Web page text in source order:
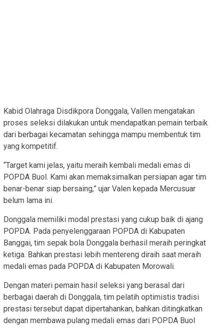
Kabid Olahraga Disdikpora Donggala, Vallen mengatakan
proses seleksi dilakukan untuk mendapatkan pemain terbaik
dari berbagai kecamatan sehingga mampu membentuk tim
yang kompetitif.
“Target kami jelas, yaitu meraih kembali medali emas di
POPDA Buol. Kami akan memaksimalkan persiapan agar tim
benar-benar siap bersaing,” ujar Valen kepada Mercusuar
belum lama ini.
Donggala memiliki modal prestasi yang cukup baik di ajang
POPDA. Pada penyelenggaraan POPDA di Kabupaten
Banggai, tim sepak bola Donggala berhasil meraih peringkat
ketiga. Bahkan prestasi lebih mentereng diraih saat meraih
medali emas pada POPDA di Kabupaten Morowali.
Dengan materi pemain hasil seleksi yang berasal dari
berbagai daerah di Donggala, tim pelatih optimistis tradisi
prestasi tersebut dapat dipertahankan, bahkan ditingkatkan
dengan membawa pulang medali emas dari POPDA Buol